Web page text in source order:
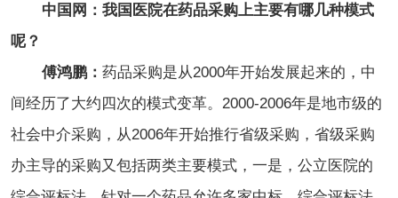
中国网：我国医院在药品采购上主要有哪几种模式
呢？
傅鸿鹏： 药品采购是从2000年开始发展起来的，中
间经历了大约四次的模式变革。2000-2006年是地市级的
社会中介采购，从2006年开始推行省级采购，省级采购
办主导的采购又包括两类主要模式，一是，公立医院的